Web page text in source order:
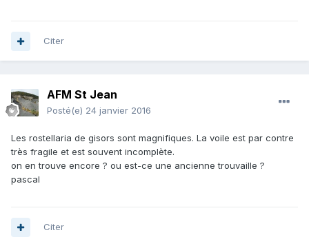
Citer
AFM St Jean
Posté(e) 24 janvier 2016
Les rostellaria de gisors sont magnifiques. La voile est par contre
très fragile et est souvent incomplète.
on en trouve encore ? ou est-ce une ancienne trouvaille ?
pascal
Citer